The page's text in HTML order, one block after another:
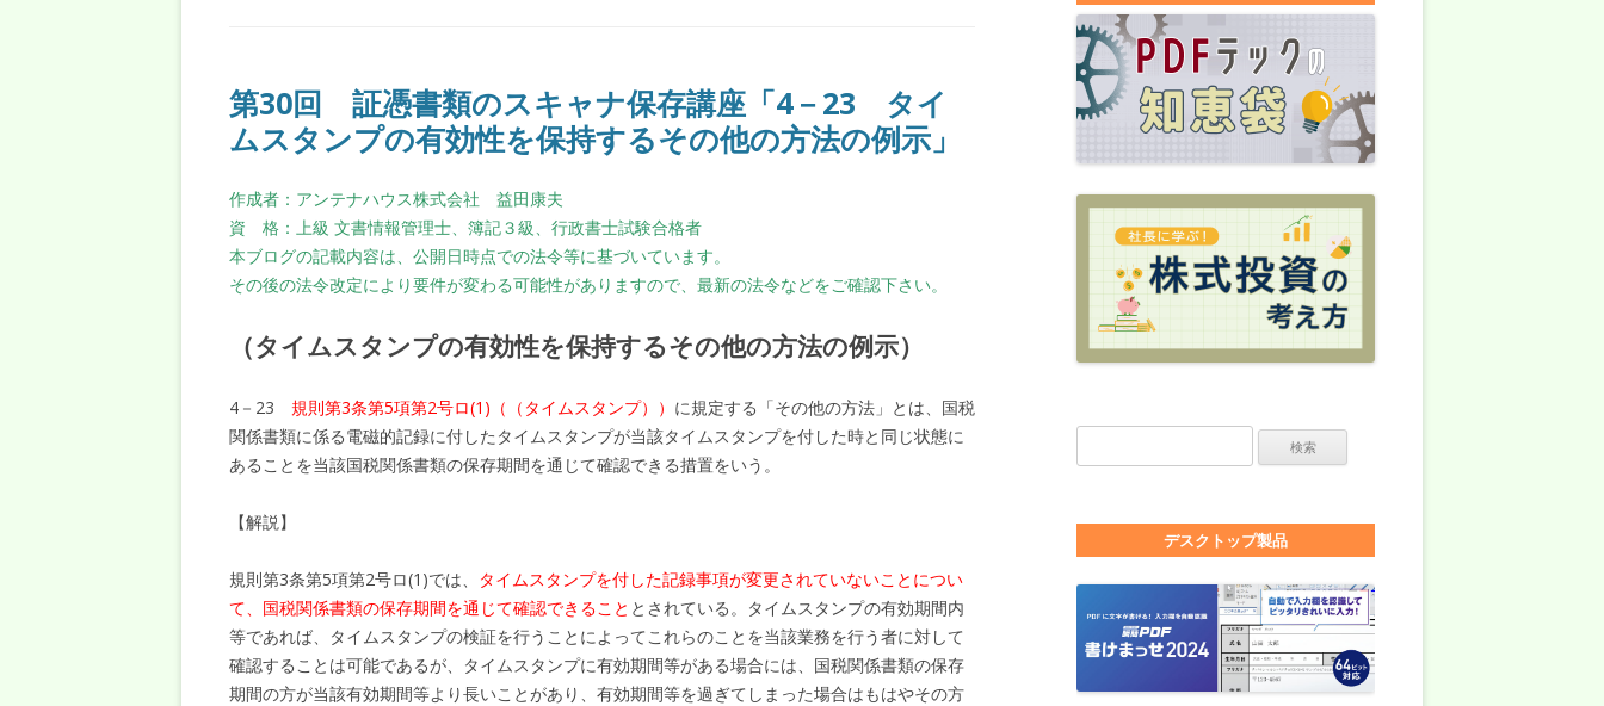
第30回 証憑書類のスキャナ保存講座「4－23 タイ
ムスタンプの有効性を保持するその他の方法の例示」
作成者：アンテナハウス株式会社 益田康夫
資 格：上級 文書情報管理士、簿記３級、行政書士試験合格者
本ブログの記載内容は、公開日時点での法令等に基づいています。
その後の法令改定により要件が変わる可能性がありますので、最新の法令などをご確認下さい。
（タイムスタンプの有効性を保持するその他の方法の例示）
4－23 規則第3条第5項第2号ロ(1)（（タイムスタンプ）） に規定する「その他の方法」とは、国税
関係書類に係る電磁的記録に付したタイムスタンプが当該タイムスタンプを付した時と同じ状態に
あることを当該国税関係書類の保存期間を通じて確認できる措置をいう。
【解説】
規則第3条第5項第2号ロ(1)では、
タイムスタンプを付した記録事項が変更されていないことについ
て、国税関係書類の保存期間を通じて確認できること とされている。タイムスタンプの有効期間内
等であれば、タイムスタンプの検証を行うことによってこれらのことを当該業務を行う者に対して
確認することは可能であるが、タイムスタンプに有効期間等がある場合には、国税関係書類の保存
期間の方が当該有効期間等より長いことがあり、有効期間等を過ぎてしまった場合はもはやその方
デスクトップ製品